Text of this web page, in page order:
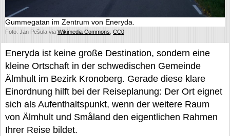
Gummegatan im Zentrum von Eneryda.
Foto: Jan Pešula via Wikimedia Commons CC0
Eneryda ist keine große Destination, sondern eine
kleine Ortschaft in der schwedischen Gemeinde
Älmhult im Bezirk Kronoberg. Gerade diese klare
Einordnung hilft bei der Reiseplanung: Der Ort eignet
sich als Aufenthaltspunkt, wenn der weitere Raum
von Älmhult und Småland den eigentlichen Rahmen
Ihrer Reise bildet.